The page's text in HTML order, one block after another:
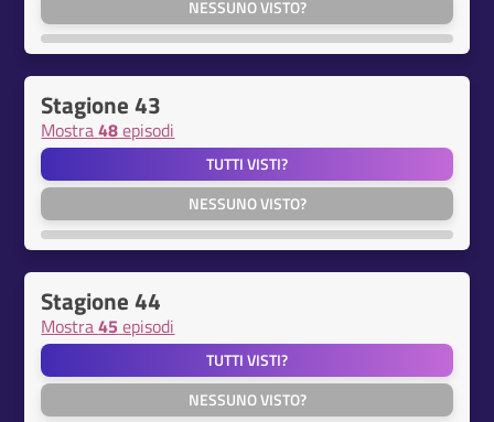
NESSUNO VISTO?
Stagione 43
Mostra48episodi
TUTTI VISTI?
NESSUNO VISTO?
Stagione 44
Mostra45 episodi
TUTTI VISTI?
NESSUNO VISTO?